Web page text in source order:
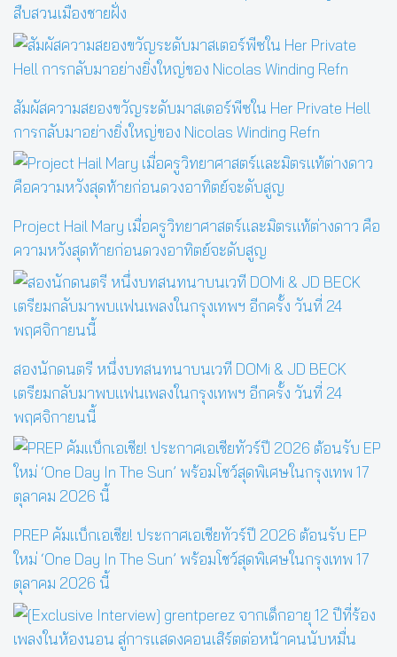
สืบสวนเมืองชายฝั่ง
สัมผัสความสยองขวัญระดับมาสเตอร์พีซใน Her Private Hell
การกลับมาอย่างยิ่งใหญ่ของ Nicolas Winding Refn
Project Hail Mary เมื่อครูวิทยาศาสตร์และมิตรแท้ต่างดาว คือ
ความหวังสุดท้ายก่อนดวงอาทิตย์จะดับสูญ
สองนักดนตรี หนึ่งบทสนทนาบนเวที DOMi & JD BECK
เตรียมกลับมาพบแฟนเพลงในกรุงเทพฯ อีกครั้ง วันที่ 24
พฤศจิกายนนี้
PREP คัมแบ็กเอเชีย! ประกาศเอเชียทัวร์ปี 2026 ต้อนรับ EP
ใหม่ ‘One Day In The Sun’ พร้อมโชว์สุดพิเศษในกรุงเทพ 17
ตุลาคม 2026 นี้